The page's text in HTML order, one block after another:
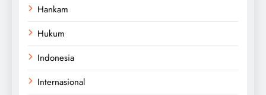
Hankam
Hukum
Indonesia
Internasional